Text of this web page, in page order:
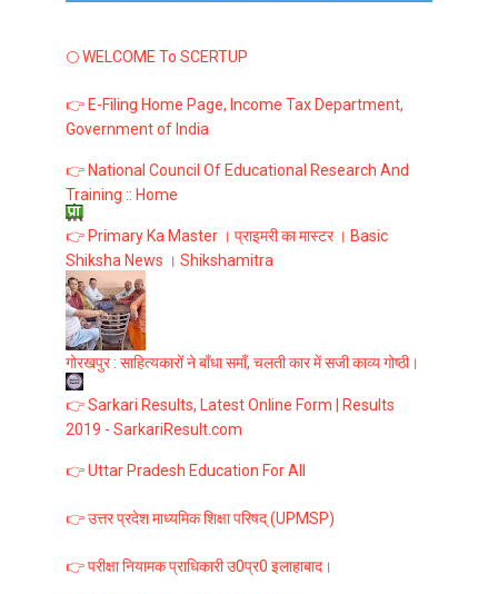
🌕 WELCOME To SCERTUP
👉 E-Filing Home Page, Income Tax Department,
Government of India
👉 National Council Of Educational Research And
Training :: Home
👉 Primary Ka Master । प्राइमरी का मास्टर । Basic
Shiksha News । Shikshamitra
गोरखपुर : साहित्यकारों ने बाँधा समाँ, चलती कार में सजी काव्य गोष्ठी।
👉 Sarkari Results, Latest Online Form | Results
2019 - SarkariResult.com
👉 Uttar Pradesh Education For All
👉 उत्तर प्रदेश माध्यमिक शिक्षा परिषद् (UPMSP)
👉 परीक्षा नियामक प्राधिकारी उ0प्र0 इलाहाबाद।